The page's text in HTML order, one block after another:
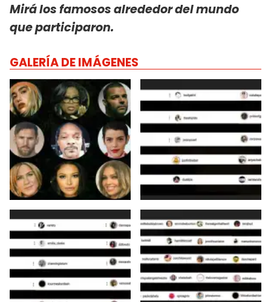
Mirá los famosos alrededor del mundo
que participaron.
GALERÍA DE IMÁGENES